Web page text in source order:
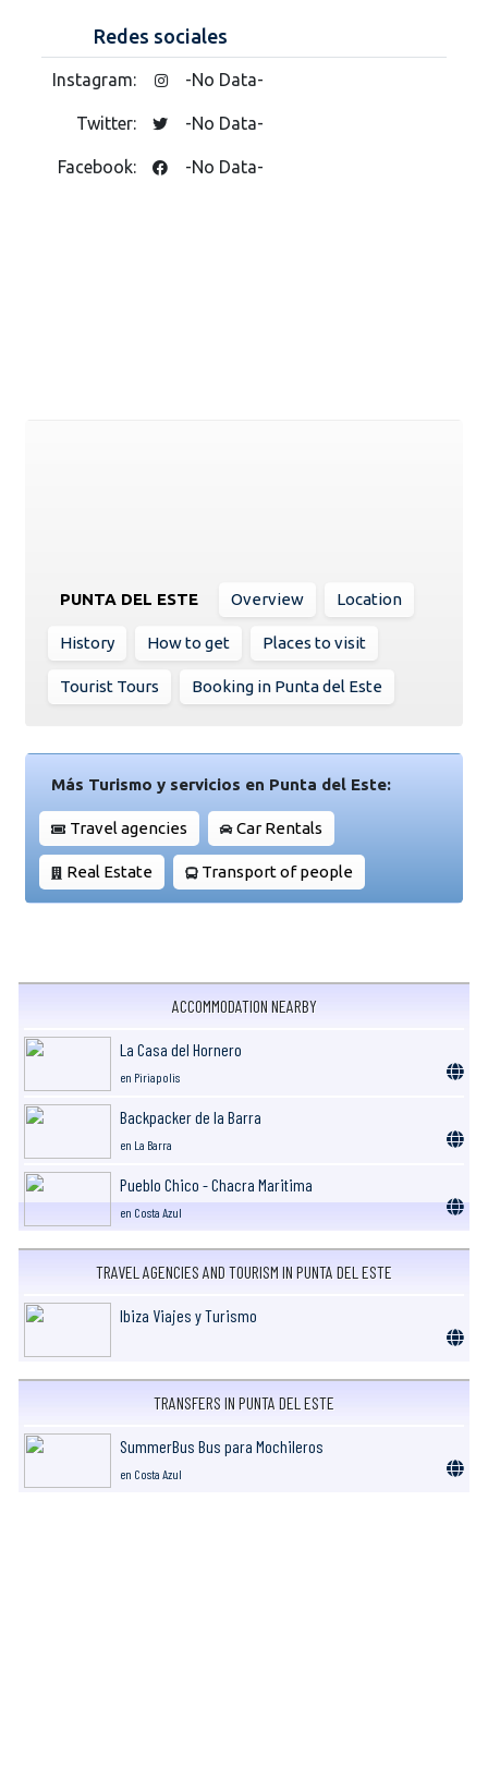
Redes sociales
Instagram: -No Data-
Twitter: -No Data-
Facebook: -No Data-
PUNTA DEL ESTE Overview Location
History How to get Places to visit
Tourist Tours Booking in Punta del Este
Más Turismo y servicios en Punta del Este:
Travel agencies Car Rentals
Real Estate Transport of people
ACCOMMODATION NEARBY
La Casa del Hornero
en Piriapolis
Backpacker de la Barra
en La Barra
Pueblo Chico - Chacra Maritima
en Costa Azul
TRAVEL AGENCIES AND TOURISM IN PUNTA DEL ESTE
Ibiza Viajes y Turismo
TRANSFERS IN PUNTA DEL ESTE
SummerBus Bus para Mochileros
en Costa Azul